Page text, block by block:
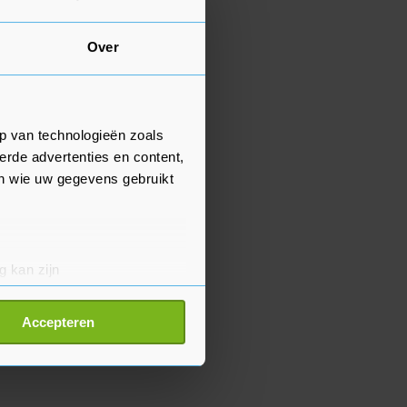
Over
van technologieën zoals
advertenties en content,
wie uw gegevens gebruikt
kan zijn
detailgedeelte
Accepteren